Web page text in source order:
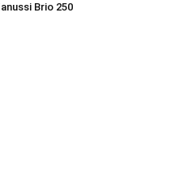
Brio 250